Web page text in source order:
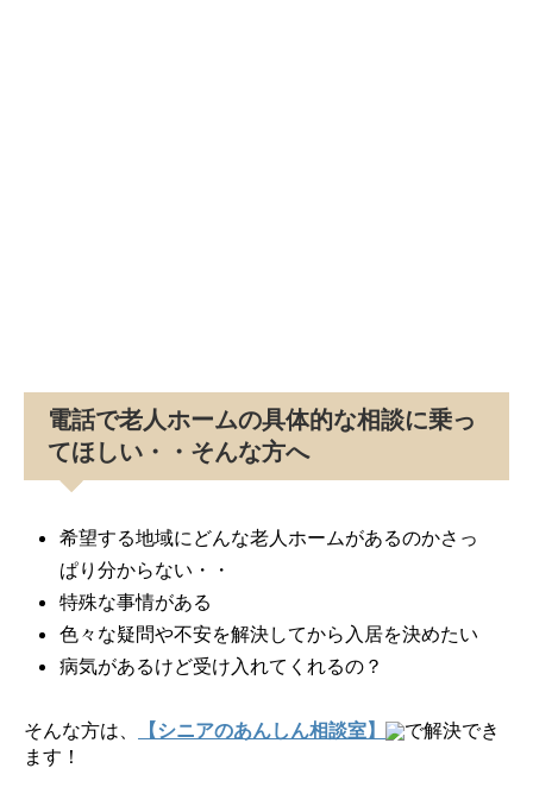
電話で老人ホームの具体的な相談に乗っ
てほしい・・そんな方へ
希望する地域にどんな老人ホームがあるのかさっ
ぱり分からない・・
特殊な事情がある
色々な疑問や不安を解決してから入居を決めたい
病気があるけど受け入れてくれるの？
そんな方は、 【シニアのあんしん相談室】
で解決でき
ます！